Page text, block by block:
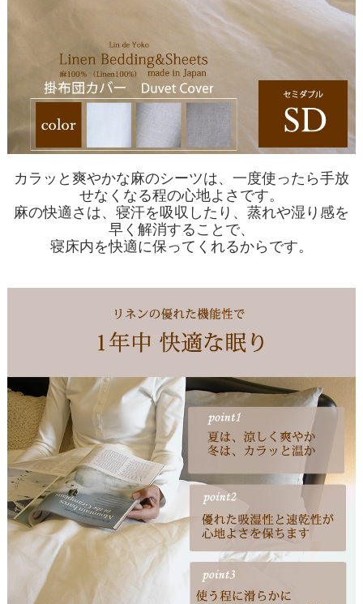
カラッと爽やかな麻のシーツは、一度使ったら手放
せなくなる程の心地よさです。
麻の快適さは、寝汗を吸収したり、蒸れや湿り感を
早く解消することで、
寝床内を快適に保ってくれるからです。